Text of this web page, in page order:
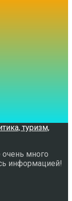
очень много
информацией!